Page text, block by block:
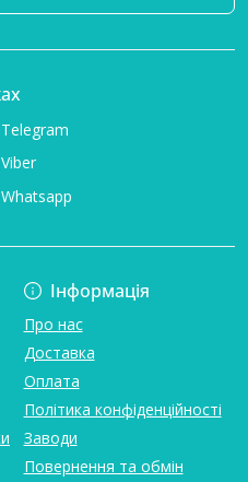
Інформація
Про нас
Доставка
Оплата
Політика конфіденційності
Заводи
Повернення та обмін
Telegram
Viber
Whatsapp